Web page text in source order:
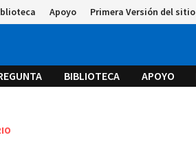
Apoyo Primera Versión del sitio
BIBLIOTECA APOYO